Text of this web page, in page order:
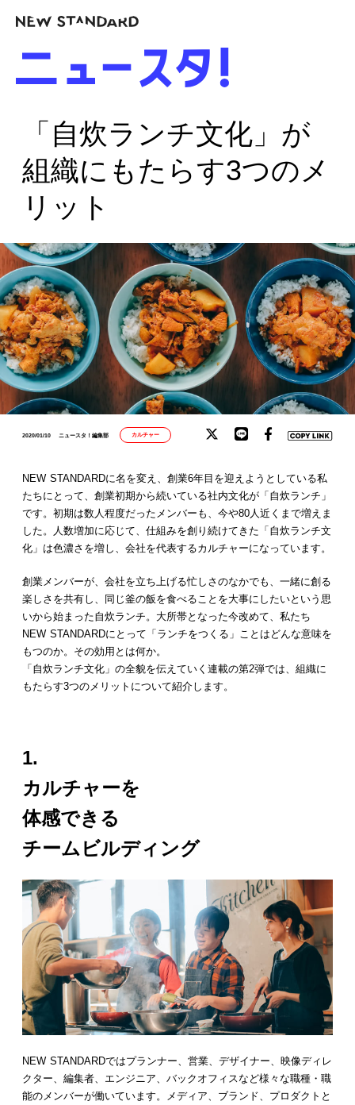
「自炊ランチ文化」が
組織にもたらす3つのメ
リット
2020/01/10 ニュースタ！編集部 カルチャー
NEW STANDARDに名を変え、創業6年目を迎えようとしている私
たちにとって、創業初期から続いている社内文化が「自炊ランチ」
です。初期は数人程度だったメンバーも、今や80人近くまで増えま
した。人数増加に応じて、仕組みを創り続けてきた「自炊ランチ文
化」は色濃さを増し、会社を代表するカルチャーになっています。
創業メンバーが、会社を立ち上げる忙しさのなかでも、一緒に創る
楽しさを共有し、同じ釜の飯を食べることを大事にしたいという思
いから始まった自炊ランチ。大所帯となった今改めて、私たち
NEW STANDARDにとって「ランチをつくる」ことはどんな意味を
もつのか。その効用とは何か。
「自炊ランチ文化」の全貌を伝えていく連載の第2弾では、組織に
もたらす3つのメリットについて紹介します。
1.
カルチャーを
体感できる
チームビルディング
NEW STANDARDではプランナー、営業、デザイナー、映像ディレ
クター、編集者、エンジニア、バックオフィスなど様々な職種・職
能のメンバーが働いています。メディア、ブランド、プロダクトと